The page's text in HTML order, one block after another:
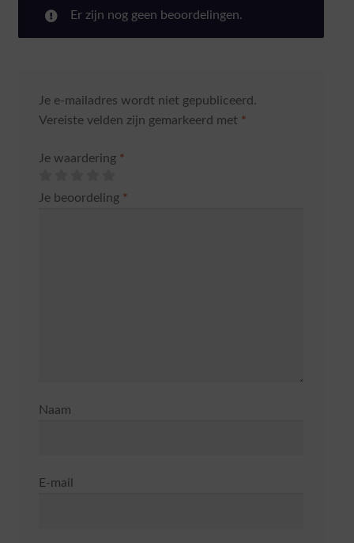
Er zijn nog geen beoordelingen.
Je e-mailadres wordt niet gepubliceerd.
Vereiste velden zijn gemarkeerd met *
Je waardering *
Je beoordeling *
Naam
E-mail